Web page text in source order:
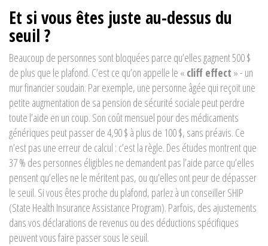
Et si vous êtes juste au-dessus du
seuil ?
Beaucoup de personnes sont bloquées parce qu’elles gagnent 500 $
de plus que le plafond. C’est ce qu’on appelle le « cliff effect » - un
mur financier soudain. Par exemple, une personne âgée qui reçoit une
petite augmentation de sa pension de sécurité sociale peut perdre
toute l’aide en un coup. Son coût mensuel pour des médicaments
génériques peut passer de 4,90 $ à plus de 100 $, sans préavis. Ce
n’est pas une erreur de calcul : c’est la règle. Des études montrent que
37 % des personnes éligibles ne demandent pas l’aide parce qu’elles
pensent qu’elles ne le méritent pas, ou qu’elles ont peur de dépasser
le seuil. Si vous êtes proche du plafond, parlez à un conseiller SHIP
(State Health Insurance Assistance Program). Parfois, des ajustements
dans vos déclarations de revenus ou des déductions spécifiques
peuvent vous faire passer sous le seuil.